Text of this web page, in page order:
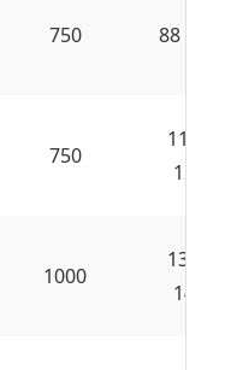
750 88 / 95
750
114 /
123
1000
133 /
143